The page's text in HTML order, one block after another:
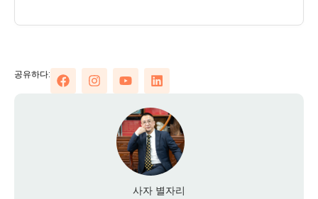
공유하다:
사자 별자리